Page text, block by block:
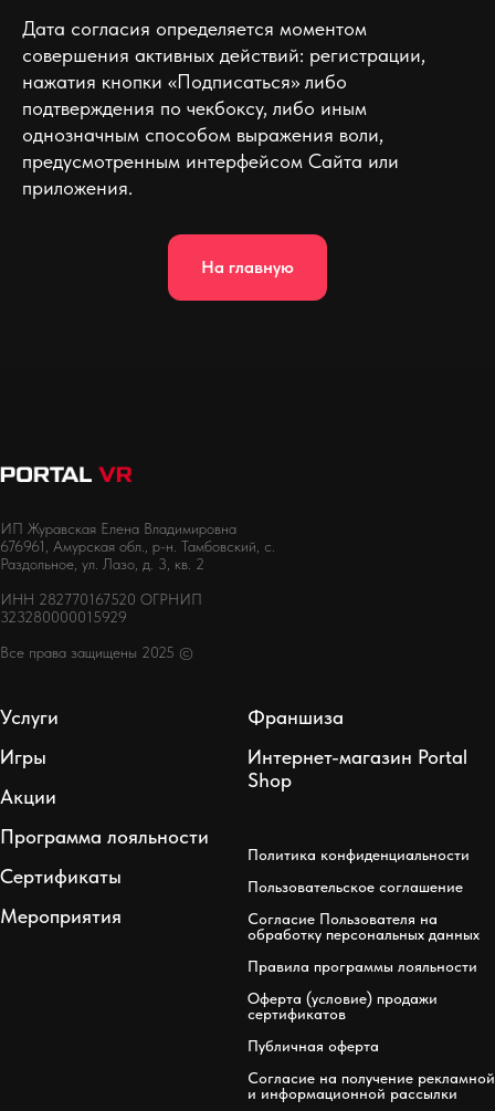
Дата согласия определяется моментом
совершения активных действий: регистрации,
нажатия кнопки «Подписаться» либо
подтверждения по чекбоксу, либо иным
однозначным способом выражения воли,
предусмотренным интерфейсом Сайта или
приложения.
На главную
ИП Журавская Елена Владимировна
676961, Амурская обл., р-н. Тамбовский, с.
Раздольное, ул. Лазо, д. 3, кв. 2
ИНН 282770167520 ОГРНИП
323280000015929
Все права защищены 2025 ©
Услуги
Игры
Акции
Программа лояльности
Сертификаты
Мероприятия
Франшиза
Интернет-магазин Portal
Shop
Политика конфиденциальности
Пользовательское соглашение
Согласие Пользователя на
обработку персональных данных
Правила программы лояльности
Оферта (условие) продажи
сертификатов
Публичная оферта
Согласие на получение рекламной
и информационной рассылки